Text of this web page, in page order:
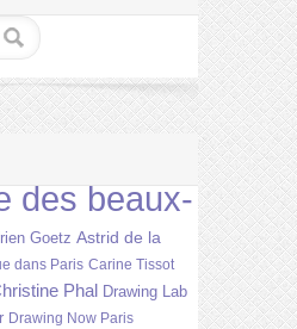
des beaux-
Goetz Astrid de la
dans Paris Carine Tissot
Phal Drawing Lab
Drawing Now Paris